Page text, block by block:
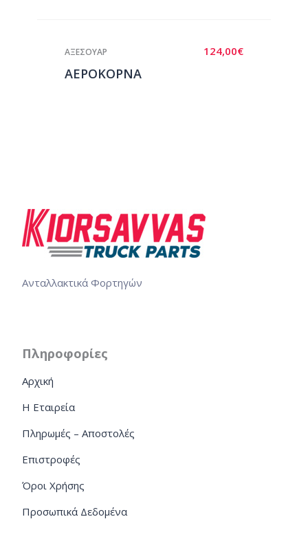
124,00€
ΑΞΕΣΟΥΑΡ
ΑΕΡΟΚΟΡΝΑ
Ανταλλακτικά Φορτηγών
Πληροφορίες
Αρχική
Η Εταιρεία
Πληρωμές – Αποστολές
Επιστροφές
Όροι Χρήσης
Προσωπικά Δεδομένα